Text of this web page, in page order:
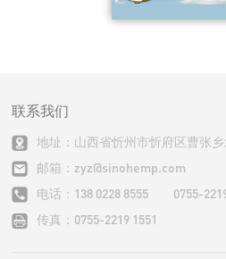
联系我们
地址：山西省忻州市忻府区曹张
邮箱：zyz@sinohemp.com
电话：138 0228 8555 0755-
传真：0755-2219 1551